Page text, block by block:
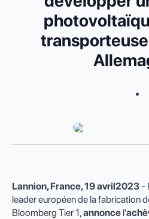
Lannion, France,19 avril2023-
leader européen de la fabrication
Bloomberg Tier 1,annonce l'